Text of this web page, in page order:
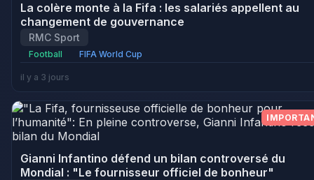
La colère monte à la Fifa : les salariés appellent au
changement de gouvernance
RMC Sport
Football FIFA World Cup
il y a 3 jours
Gianni Infantino défend un bilan controversé du
Mondial : "Le fournisseur officiel de bonheur"